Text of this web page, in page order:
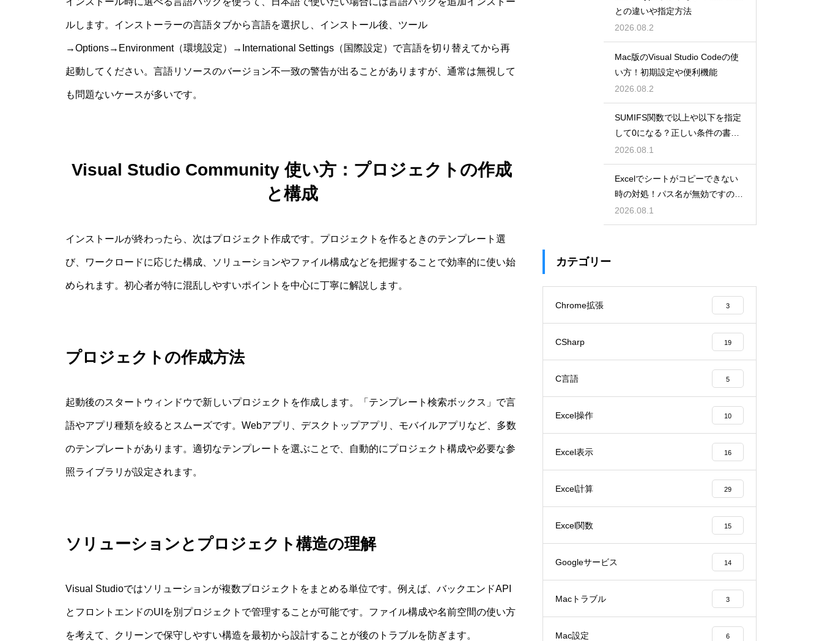
ルします。インストーラーの言語タブから言語を選択し、インストール後、ツール
→Options→Environment（環境設定）→International Settings（国際設定）で言語を切り替えてから再
起動してください。言語リソースのバージョン不一致の警告が出ることがありますが、通常は無視して
も問題ないケースが多いです。
Visual Studio Community 使い方：プロジェクトの作成
と構成
インストールが終わったら、次はプロジェクト作成です。プロジェクトを作るときのテンプレート選
び、ワークロードに応じた構成、ソリューションやファイル構成などを把握することで効率的に使い始
められます。初心者が特に混乱しやすいポイントを中心に丁寧に解説します。
プロジェクトの作成方法
起動後のスタートウィンドウで新しいプロジェクトを作成します。「テンプレート検索ボックス」で言
語やアプリ種類を絞るとスムーズです。Webアプリ、デスクトップアプリ、モバイルアプリなど、多数
のテンプレートがあります。適切なテンプレートを選ぶことで、自動的にプロジェクト構成や必要な参
照ライブラリが設定されます。
ソリューションとプロジェクト構造の理解
Visual Studioではソリューションが複数プロジェクトをまとめる単位です。例えば、バックエンドAPI
とフロントエンドのUIを別プロジェクトで管理することが可能です。ファイル構成や名前空間の使い方
を考えて、クリーンで保守しやすい構造を最初から設計することが後のトラブルを防ぎます。
との違いや指定方法
2026.08.2
Mac版のVisual Studio Codeの使
い方！初期設定や便利機能
2026.08.2
SUMIFS関数で以上や以下を指定
して0になる？正しい条件の書き
方
2026.08.1
Excelでシートがコピーできない
時の対処！パス名が無効ですのエ
ラー
2026.08.1
カテゴリー
Chrome拡張 3
CSharp 19
C言語 5
Excel操作 10
Excel表示 16
Excel計算 29
Excel関数 15
Googleサービス 14
Macトラブル 3
Mac設定 6